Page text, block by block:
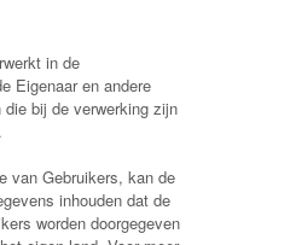
in de
Eigenaar en andere
bij de verwerking zijn
van Gebruikers, kan de
inhouden dat de
worden doorgegeven